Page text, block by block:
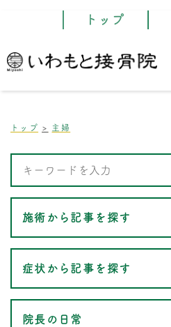
トップ
トップ 主婦
施術から記事を探す
症状から記事を探す
院長の日常